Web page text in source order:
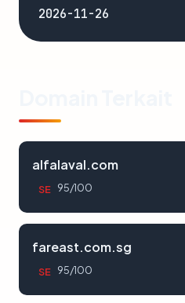
2026-11-26
alfalaval.com
SE 95/100
fareast.com.sg
SE 95/100